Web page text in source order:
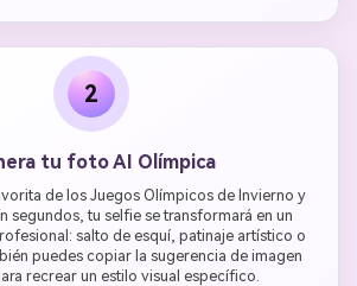
2
tu foto AI Olímpica
de los Juegos Olímpicos de Invierno y
segundos, tu selfie se transformará en un
salto de esquí, patinaje artístico o
puedes copiar la sugerencia de imagen
recrear un estilo visual específico.